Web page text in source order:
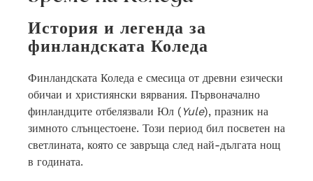
История и легенда за
финландската Коледа
Финландската Коледа е смесица от древни езически
обичаи и християнски вярвания. Първоначално
финландците отбелязвали Юл ( Yule), празник на
зимното слънцестоене. Този период бил посветен на
светлината, която се завръща след най-дългата нощ
в годината.